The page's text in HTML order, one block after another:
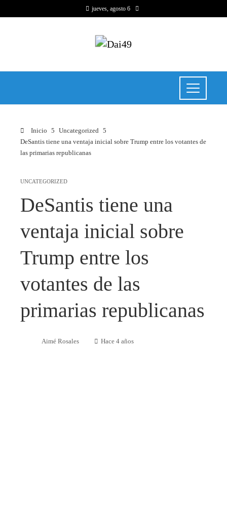
jueves, agosto 6
Inicio
Uncategorized
DeSantis tiene una ventaja inicial sobre Trump entre los votantes de
las primarias republicanas
UNCATEGORIZED
DeSantis tiene una
ventaja inicial sobre
Trump entre los
votantes de las
primarias republicanas
Aimé Rosales Hace 4 años